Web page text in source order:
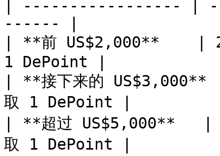
| ----------------- |
------ |
| **前 US$2,000**    |
1 DePoint |
| **接下来的
取 1 DePoint |
| **超过 US$5,000**
取 1 DePoint |